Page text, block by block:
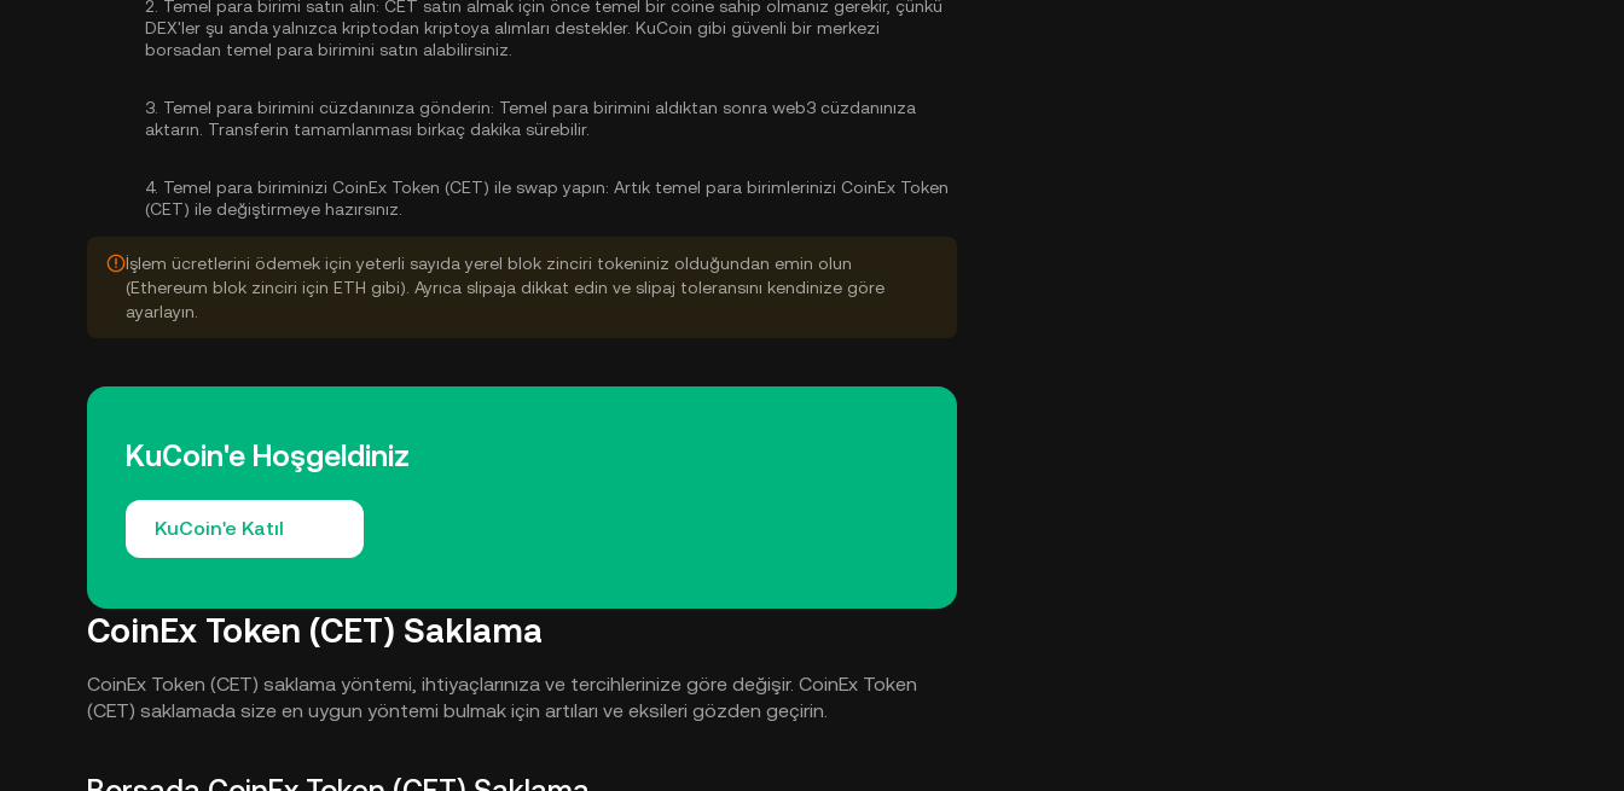
2. Temel para birimi satın alın: CET satın almak için önce temel bir coine sahip olmanız gerekir, çünkü
DEX'ler şu anda yalnızca kriptodan kriptoya alımları destekler. KuCoin gibi güvenli bir merkezi
borsadan temel para birimini satın alabilirsiniz
3. Temel para birimini cüzdanınıza gönderin: Temel para birimini aldıktan sonra web3 cüzdanınıza
aktarın. Transferin tamamlanması birkaç dakika sürebilir.
4. Temel para biriminizi CoinEx Token (CET) ile swap yapın: Artık temel para birimlerinizi CoinEx Token
(CET) ile değiştirmeye hazırsınız.
İşlem ücretlerini ödemek için yeterli sayıda yerel blok zinciri tokeniniz olduğundan emin olun
(Ethereum blok zinciri için ETH gibi). Ayrıca slipaja dikkat edin ve slipaj toleransını kendinize göre
ayarlayın.
KuCoin'e Hoşgeldiniz
KuCoin'e Katıl
CoinEx Token (CET) Saklama
CoinEx Token (CET) saklama yöntemi, ihtiyaçlarınıza ve tercihlerinize göre değişir. CoinEx Token
(CET) saklamada size en uygun yöntemi bulmak için artıları ve eksileri gözden geçirin.